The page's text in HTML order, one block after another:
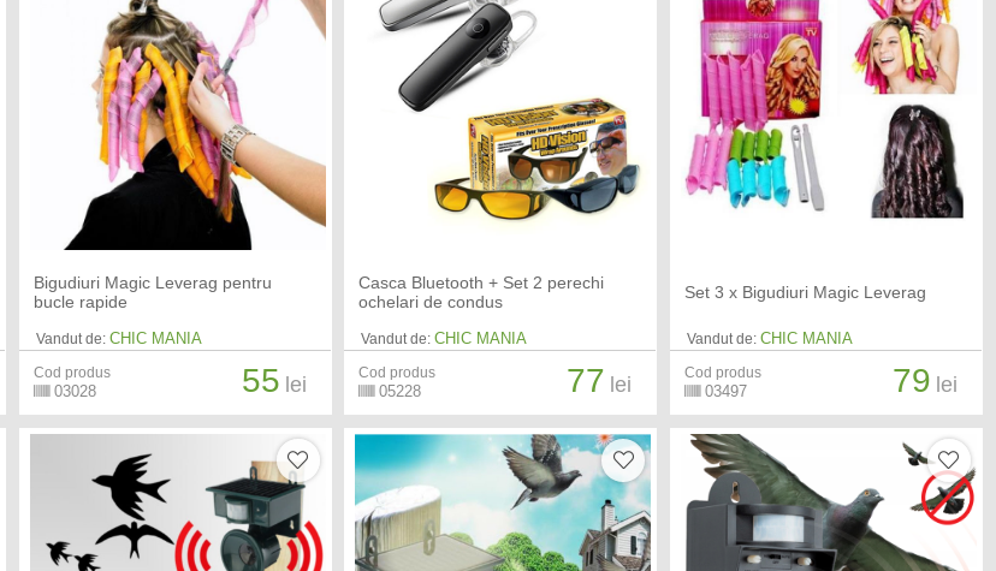
Bigudiuri Magic Leverag pentru
bucle rapide
Vandut de: CHIC MANIA
Cod produs
03028 55 lei
Casca Bluetooth + Set 2 perechi
ochelari de condus
Vandut de: CHIC MANIA
Cod produs
05228 77 lei
Set 3 x Bigudiuri Magic Leverag
Vandut de: CHIC MANIA
Cod produs
03497 79 lei